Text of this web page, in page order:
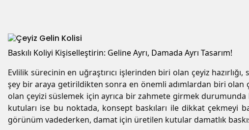
Baskılı Koliyi Kişiselleştirin: Geline Ayrı, Damada Ayrı Tasarım!
Evlilik sürecinin en uğraştırıcı işlerinden biri olan çeyiz
şey bir araya getirildikten sonra en önemli adımlardan biri olan
olan çeyizi süslemek için ayrıca bir zahmete girmek durumunda
kutuları ise bu noktada, konsept baskıları ile dikkat çekmeyi
görünüm vadederken, damat için üretilen kutular damatlık